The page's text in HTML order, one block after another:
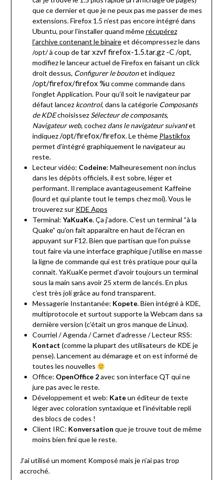
que ce dernier et que je ne peux pas me passer de mes
extensions. Firefox 1.5 n’est pas encore intégré dans
Ubuntu, pour l’installer quand mêmerécupérez
l’archive contenant le binaireet décompressez le dans
/opt/ à coup detar xzvf firefox-1.5.tar.gz -C /opt,
modifiez le lanceur actuel de Firefox en faisant un click
droit dessus, Configurer le boutonet indiquez
/opt/firefox/firefox %ucomme commande dans
l’onglet Application. Pour qu’il soit le navigateur par
défaut lancez kcontrol, dans la catégorie Composants
de KDEchoisissez Sélecteur de composants,
Navigateur web, cochez dans le navigateur suivantet
indiquez/opt/firefox/firefox. Le thème Plastikfox
permet d’intégré graphiquement le navigateur au
reste.
Lecteur vidéo: Codeine: Malheuresement non inclus
dans les dépôts officiels, il est sobre, léger et
performant. Il remplace avantageusement Kaffeine
(lourd et qui plante tout le temps chez moi). Vous le
trouverez sur KDE Apps
Terminal: YaKuaKe. Ça j’adore. C’est un terminal “à la
Quake” qu’on fait apparaître en haut de l’écran en
appuyant sur F12. Bien que partisan que l’on puisse
tout faire via une interface graphique j’utilise en masse
la ligne de commande qui est très pratique pour qui la
connait. YaKuaKe permet d’avoir toujours un terminal
sous la main sans avoir 25 xterm de lancés. En plus
c’est très joli grâce au fond transparent.
Messagerie Instantanée: Kopete. Bien intégré à KDE,
multiprotocole et surtout supporte la Webcam dans sa
dernière version (c’était un gros manque de Linux).
Courriel / Agenda / Carnet d’adresse / Lecteur RSS:
Kontact (comme la plupart des utilisateurs de KDE je
pense). Lancement au démarage et on est informé de
toutes les nouvelles
Office: OpenOffice 2avec son interface QT qui ne
jure pas avec le reste.
Développement et web: Kateun éditeur de texte
léger avec coloration syntaxique et l’inévitable repli
des blocs de codes !
Client IRC: Konversation que je trouve tout de même
moins bien fini que le reste.
J’ai utilisé un moment Komposé mais je n’ai pas trop
accroché.